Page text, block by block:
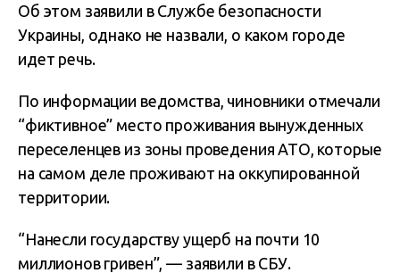
Об этом заявили в Службе безопасности
Украины, однако не назвали, о каком городе
идет речь.
По информации ведомства, чиновники отмечали
“фиктивное” место проживания вынужденных
переселенцев из зоны проведения АТО, которые
на самом деле проживают на оккупированной
территории.
“Нанесли государству ущерб на почти 10
миллионов гривен”, — заявили в СБУ.